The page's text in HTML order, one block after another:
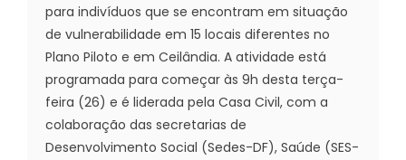
para indivíduos que se encontram em situação
de vulnerabilidade em 15 locais diferentes no
Plano Piloto e em Ceilândia. A atividade está
programada para começar às 9h desta terça-
feira (26) e é liderada pela Casa Civil, com a
colaboração das secretarias de
Desenvolvimento Social (Sedes-DF), Saúde (SES-